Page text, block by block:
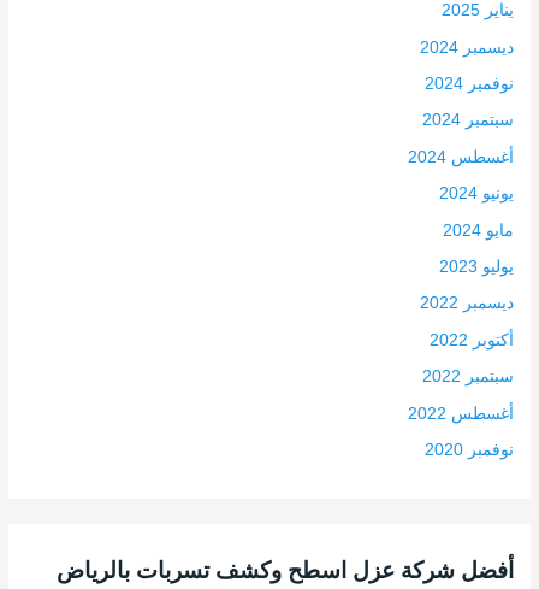
يناير 2025
ديسمبر 2024
نوفمبر 2024
سبتمبر 2024
أغسطس 2024
يونيو 2024
مايو 2024
يوليو 2023
ديسمبر 2022
أكتوبر 2022
سبتمبر 2022
أغسطس 2022
نوفمبر 2020
أفضل شركة عزل اسطح وكشف تسربات بالرياض